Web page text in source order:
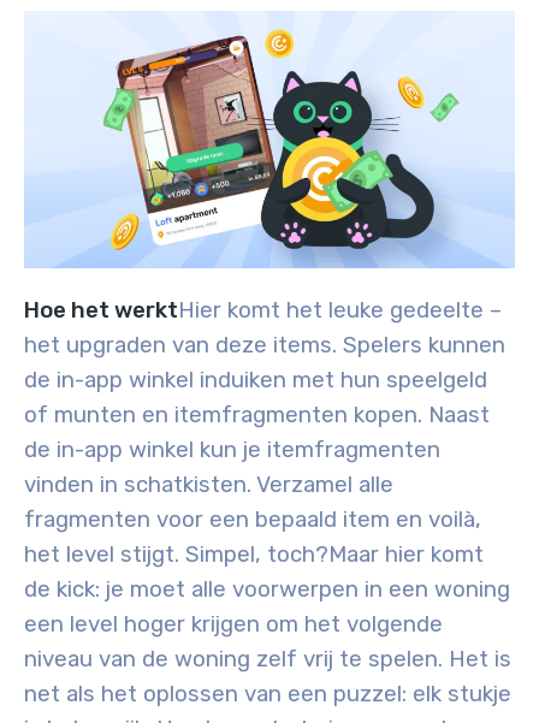
Hoe het werktHier komt het leuke gedeelte –
het upgraden van deze items. Spelers kunnen
de in-app winkel induiken met hun speelgeld
of munten en itemfragmenten kopen. Naast
de in-app winkel kun je itemfragmenten
vinden in schatkisten. Verzamel alle
fragmenten voor een bepaald item en voilà,
het level stijgt. Simpel, toch?Maar hier komt
de kick: je moet alle voorwerpen in een woning
een level hoger krijgen om het volgende
niveau van de woning zelf vrij te spelen. Het is
net als het oplossen van een puzzel: elk stukje